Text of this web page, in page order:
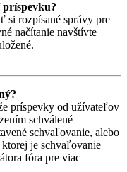
si rozpísané správy pre
načítanie navštívte
príspevky od užívateľov
schválené
schvaľovanie, alebo
je schvaľovanie
fóra pre viac